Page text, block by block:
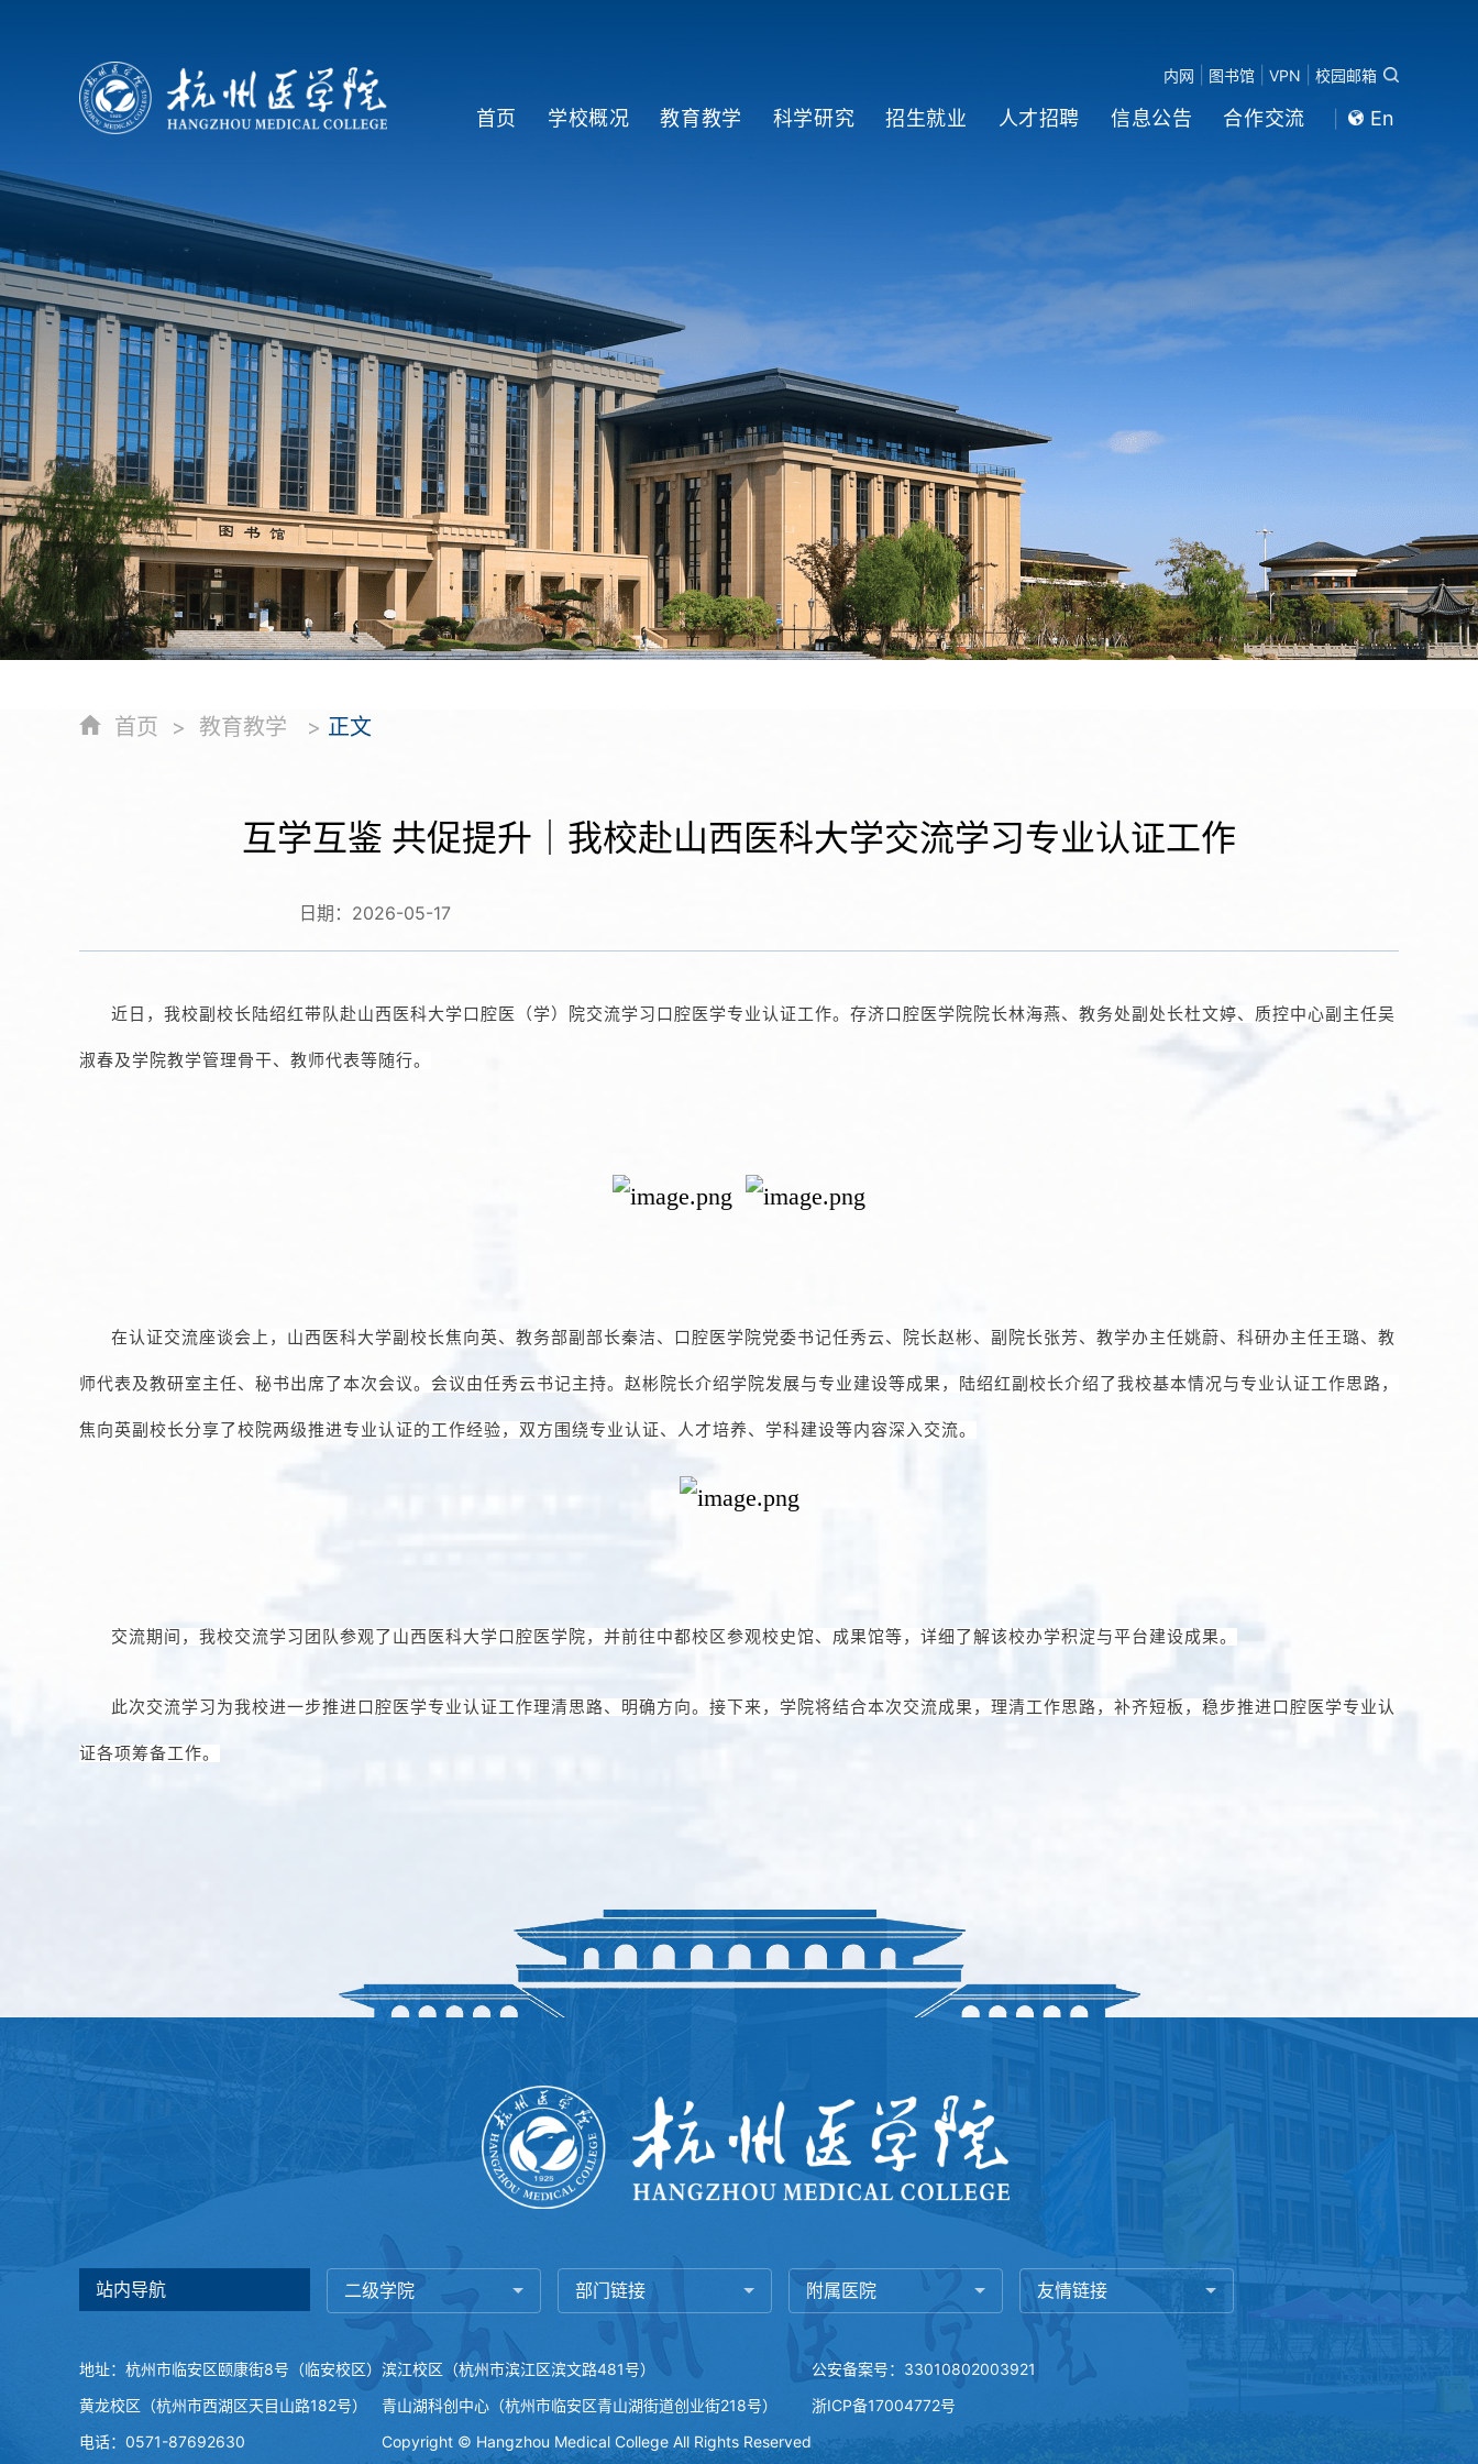
内网 图书馆 VPN 校园邮箱
首页 学校概况 教育教学 科学研究 招生就业 人才招聘 信息公告 合作交流 En
首页 > 教育教学 > 正文
互学互鉴 共促提升｜我校赴山西医科大学交流学习专业认证工作
日期： 2026-05-17
近日，我校副校长陆绍红带队赴山西医科大学口腔医（学）院交流学习口腔医学专业认证工作。存济口腔医学院院长林海燕、教务处副处长杜文婷、质控中心副主任吴
淑春及学院教学管理骨干、教师代表等随行。
在认证交流座谈会上，山西医科大学副校长焦向英、教务部副部长秦洁、口腔医学院党委书记任秀云、院长赵彬、副院长张芳、教学办主任姚蔚、科研办主任王璐、教
师代表及教研室主任、秘书出席了本次会议。会议由任秀云书记主持。赵彬院长介绍学院发展与专业建设等成果，陆绍红副校长介绍了我校基本情况与专业认证工作思路，
焦向英副校长分享了校院两级推进专业认证的工作经验，双方围绕专业认证、人才培养、学科建设等内容深入交流。
交流期间，我校交流学习团队参观了山西医科大学口腔医学院，并前往中都校区参观校史馆、成果馆等，详细了解该校办学积淀与平台建设成果。
此次交流学习为我校进一步推进口腔医学专业认证工作理清思路、明确方向。 接下来， 学院将结合本次交流成果，理清工作思路，补齐短板，稳步推进口腔医学专业认
证各项筹备工作。
站内导航 二级学院 部门链接 附属医院 友情链接
地址：杭州市临安区颐康街8号（临安校区）
黄龙校区（杭州市西湖区天目山路182号）
电话：0571-87692630
滨江校区（杭州市滨江区滨文路481号）
青山湖科创中心（杭州市临安区青山湖街道创业街218号）
Copyright © Hangzhou Medical College All Rights Reserved
公安备案号：33010802003921
浙ICP备17004772号